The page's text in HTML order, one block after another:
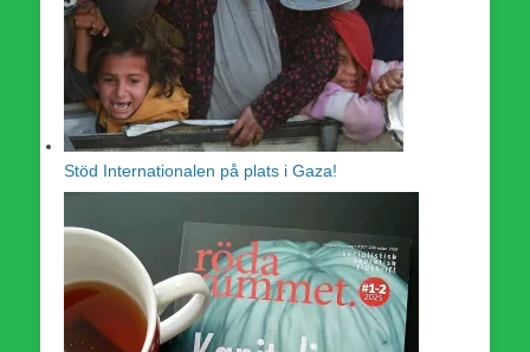
Stöd Internationalen på plats i Gaza!